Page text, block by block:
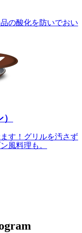
の酸化を防いでおい
す！グリルを汚さず
風料理も。